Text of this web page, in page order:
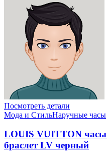
Посмотреть детали
Мода и СтильНаручные часы
LOUIS VUITTON
браслет LV черный